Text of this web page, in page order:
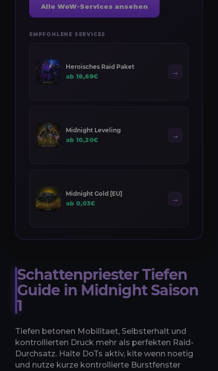
Alle WoW-Services ansehen
EMPFOHLENE SERVICES
Heroisches Raid Paket
ab 18,69€
→
Midnight Leveling
ab 10,20€
→
Midnight Gold [EU]
ab 0,03€
→
Schattenpriester Tiefen
Guide in Midnight Saison
1
Tiefen betonen Mobilitaet, Selbsterhalt und
kontrollierten Druck mehr als perfekten Raid-
Durchsatz. Halte DoTs aktiv, kite wenn noetig
und nutze kurze kontrollierte Burstfenster